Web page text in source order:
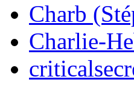
Charb
Charlie-